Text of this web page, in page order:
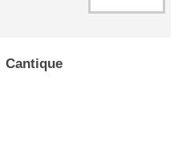
Cantique